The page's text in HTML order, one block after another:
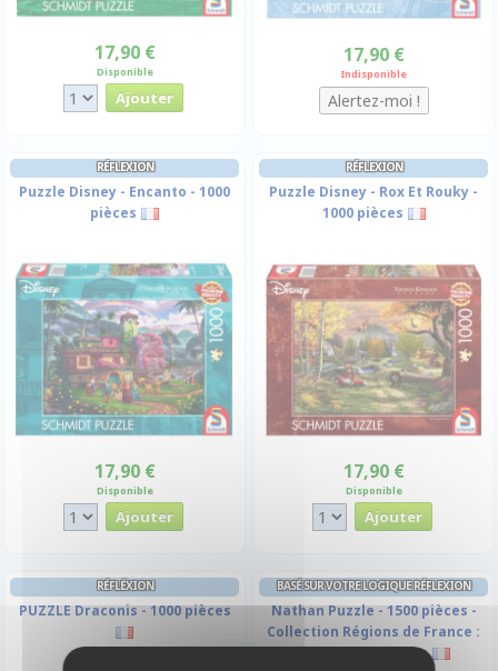
17,90 €
Disponible
17,90 €
Indisponible
RÉFLEXION
Puzzle Disney - Encanto - 1000
pièces
17,90 €
Disponible
RÉFLEXION
Puzzle Disney - Rox Et Rouky -
1000 pièces
17,90 €
Disponible
RÉFLÉXION
PUZZLE Draconis - 1000 pièces
BASÉ SUR VOTRE LOGIQUE RÉFLEXION
Nathan Puzzle - 1500 pièces -
Collection Régions de France :
La côte Atlantique